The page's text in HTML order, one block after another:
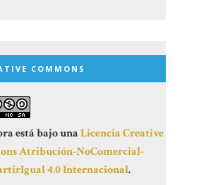
COMMONS
está bajo unaLicencia Creative
Atribución-NoComercial-
4.0 Internacional.